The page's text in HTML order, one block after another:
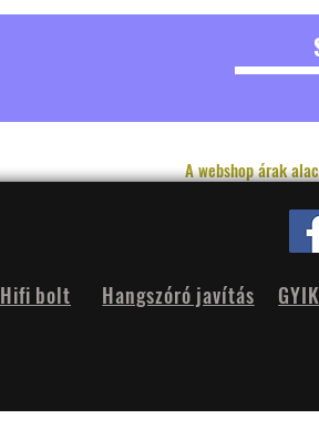
A webshop árak
Hifi bolt Hangszóró javítás GYIK